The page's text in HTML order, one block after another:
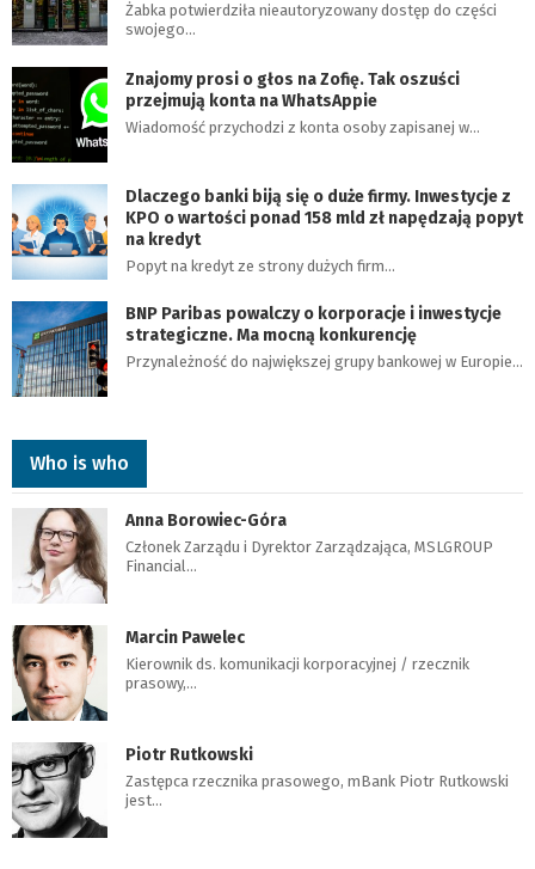
Żabka potwierdziła nieautoryzowany dostęp do części
swojego…
Znajomy prosi o głos na Zofię. Tak oszuści
przejmują konta na WhatsAppie
Wiadomość przychodzi z konta osoby zapisanej w…
Dlaczego banki biją się o duże firmy. Inwestycje z
KPO o wartości ponad 158 mld zł napędzają popyt
na kredyt
Popyt na kredyt ze strony dużych firm…
BNP Paribas powalczy o korporacje i inwestycje
strategiczne. Ma mocną konkurencję
Przynależność do największej grupy bankowej w Europie…
Who is who
Anna Borowiec-Góra
Członek Zarządu i Dyrektor Zarządzająca, MSLGROUP
Financial…
Marcin Pawelec
Kierownik ds. komunikacji korporacyjnej / rzecznik
prasowy,…
Piotr Rutkowski
Zastępca rzecznika prasowego, mBank Piotr Rutkowski
jest…